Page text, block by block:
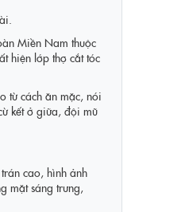
Miền Nam thuộc
hiện lớp thợ cắt tóc
từ cách ăn mặc, nói
kết ở giữa, đội mũ
cao, hình ảnh
mặt sáng trưng,